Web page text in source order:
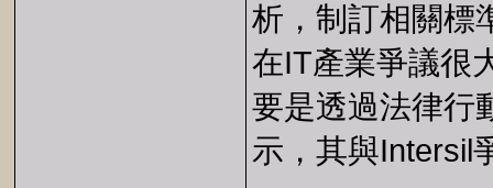
析，制訂相關標
在IT產業爭議很
要是透過法律行
示，其與Intersil